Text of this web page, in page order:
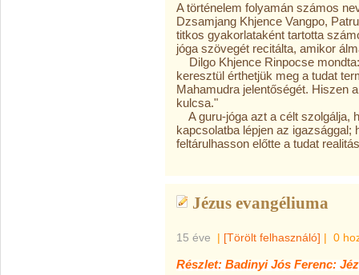
A történelem folyamán számos
Dzsamjang Khjence Vangpo,
titkos gyakorlataként tartotta
jóga szövegét recitálta, amikor
Dilgo Khjence Rinpocse
keresztül érthetjük meg a tudat
Mahamudra jelentőségét. Hiszen
kulcsa."
A guru-jóga azt a célt szolgálja,
kapcsolatba lépjen az
feltárulhasson előtte a tudat
Jézus evangéliuma
15 éve | [Törölt felhasználó] | 0
Részlet: Badinyi Jós Ferenc: